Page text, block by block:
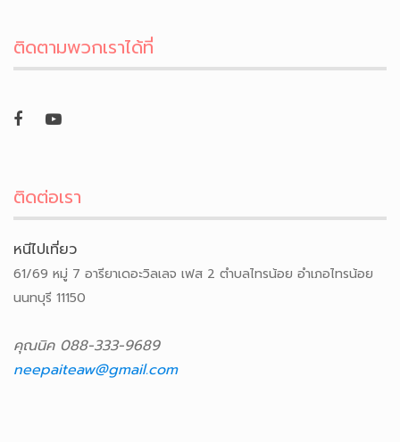
ติดตามพวกเราได้ที่
ติดต่อเรา
หนีไปเที่ยว
61/69 หมู่ 7 อารียาเดอะวิลเลจ เฟส 2 ตำบลไทรน้อย อำเภอไทรน้อย
นนทบุรี 11150
คุณนิค 088-333-9689
neepaiteaw@gmail.com